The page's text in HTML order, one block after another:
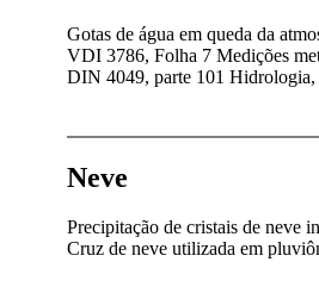
Gotas de água em queda da
VDI 3786, Folha 7 Medições
DIN 4049, parte 101 Hidrologia,
Neve
Precipitação de cristais de neve
Cruz de neve utilizada em